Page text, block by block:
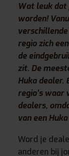
Wat leuk dat
worden!
regio zich
de
zit. De
Huka dealer.
regio’s waar
dealers,
van een
Word je
anderen bij